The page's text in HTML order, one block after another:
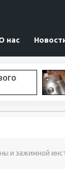
нас
и зажимной